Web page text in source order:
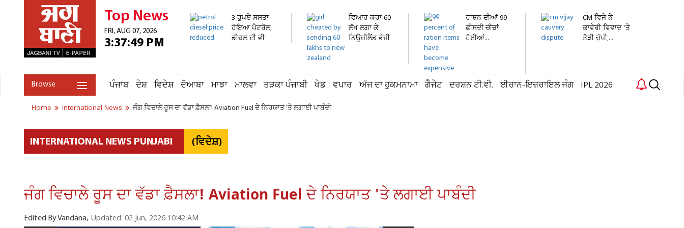
Top News
FRI, AUG 07, 2026
3:37:49 PM
3 ਰੁਪਏ ਸਸਤਾ
ਹੋਇਆ ਪੈਟਰੋਲ,
ਡੀਜ਼ਲ ਦੀ ਵੀ
ਵਿਆਹ ਕਰਾ 60
ਲੱਖ ਲਗਾ ਕੇ
ਨਿਊਜ਼ੀਲੈਂਡ ਭੇਜੀ
ਰਾਸ਼ਨ ਦੀਆਂ 99
ਫ਼ੀਸਦੀ ਚੀਜ਼ਾਂ
ਹੋਈਆਂ...
CM ਵਿਜੇ ਨੇ
ਕਾਵੇਰੀ ਵਿਵਾਦ 'ਤੇ
ਤੋੜੀ ਚੁੱਪੀ,...
Browse ਪੰਜਾਬ ਦੇਸ਼ ਵਿਦੇਸ਼ ਦੋਆਬਾ ਮਾਝਾ ਮਾਲਵਾ ਤੜਕਾ ਪੰਜਾਬੀ ਖੇਡ ਵਪਾਰ ਅੱਜ ਦਾ ਹੁਕਮਨਾਮਾ ਗੈਜੇਟ ਦਰਸ਼ਨ ਟੀ.ਵੀ. ਈਰਾਨ-ਇਜ਼ਰਾਇਲ ਜੰਗ IPL 2026
Home International News ਜੰਗ ਵਿਚਾਲੇ ਰੂਸ ਦਾ ਵੱਡਾ ਫ਼ੈਸਲਾ! Aviation Fuel ਦੇ ਨਿਰਯਾਤ 'ਤੇ ਲਗਾਈ ਪਾਬੰਦੀ
INTERNATIONAL NEWS PUNJABI (ਵਿਦੇਸ਼)
ਜੰਗ ਵਿਚਾਲੇ ਰੂਸ ਦਾ ਵੱਡਾ ਫ਼ੈਸਲਾ! Aviation Fuel ਦੇ ਨਿਰਯਾਤ 'ਤੇ ਲਗਾਈ ਪਾਬੰਦੀ
Edited By Vandana, Updated: 02 Jun, 2026 10:42 AM